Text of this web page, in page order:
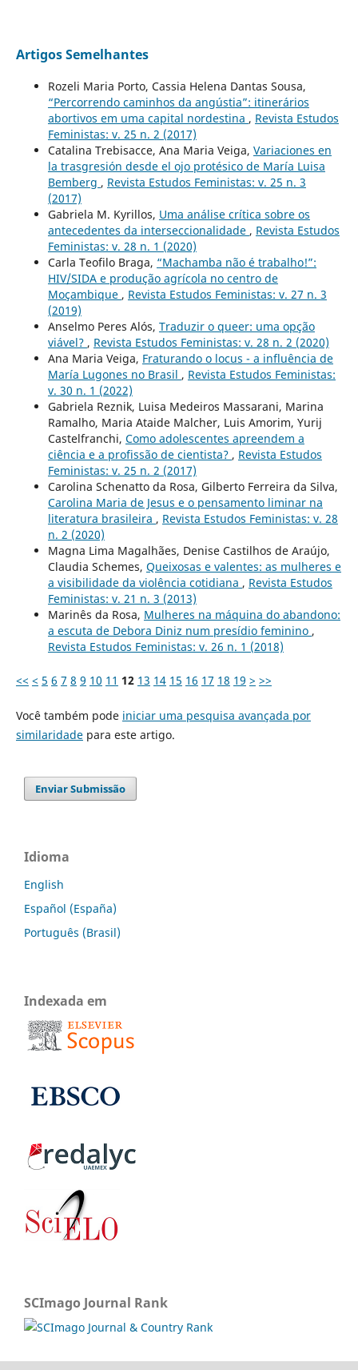
Artigos Semelhantes
Rozeli Maria Porto, Cassia Helena Dantas Sousa,
“Percorrendo caminhos da angústia”: itinerários
abortivos em uma capital nordestina , Revista Estudos
Feministas: v. 25 n. 2 (2017)
Catalina Trebisacce, Ana Maria Veiga, Variaciones en
la trasgresión desde el ojo protésico de María Luisa
Bemberg , Revista Estudos Feministas: v. 25 n. 3
(2017)
Gabriela M. Kyrillos, Uma análise crítica sobre os
antecedentes da interseccionalidade , Revista Estudos
Feministas: v. 28 n. 1 (2020)
Carla Teofilo Braga, “Machamba não é trabalho!”:
HIV/SIDA e produção agrícola no centro de
Moçambique , Revista Estudos Feministas: v. 27 n. 3
(2019)
Anselmo Peres Alós, Traduzir o queer: uma opção
viável? , Revista Estudos Feministas: v. 28 n. 2 (2020)
Ana Maria Veiga, Fraturando o locus - a influência de
María Lugones no Brasil , Revista Estudos Feministas:
v. 30 n. 1 (2022)
Gabriela Reznik, Luisa Medeiros Massarani, Marina
Ramalho, Maria Ataide Malcher, Luis Amorim, Yurij
Castelfranchi, Como adolescentes apreendem a
ciência e a profissão de cientista? , Revista Estudos
Feministas: v. 25 n. 2 (2017)
Carolina Schenatto da Rosa, Gilberto Ferreira da Silva,
Carolina Maria de Jesus e o pensamento liminar na
literatura brasileira , Revista Estudos Feministas: v. 28
n. 2 (2020)
Magna Lima Magalhães, Denise Castilhos de Araújo,
Claudia Schemes, Queixosas e valentes: as mulheres e
a visibilidade da violência cotidiana , Revista Estudos
Feministas: v. 21 n. 3 (2013)
Marinês da Rosa, Mulheres na máquina do abandono:
a escuta de Debora Diniz num presídio feminino ,
Revista Estudos Feministas: v. 26 n. 1 (2018)
<< < 5 6 7 8 9 10 11 12 13 14 15 16 17 18 19 > >>
Você também pode iniciar uma pesquisa avançada por
similaridadepara este artigo.
Enviar Submissão
Idioma
English
Español (España)
Português (Brasil)
Indexada em
SCImago Journal Rank